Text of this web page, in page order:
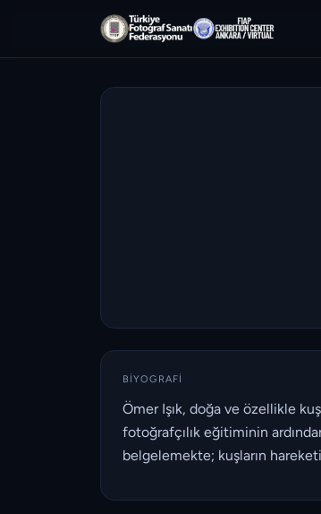
BIYOGRAFI
Ömer Işık, doğa ve özellikle
fotoğrafçılık eğitiminin
belgelemekte; kuşların